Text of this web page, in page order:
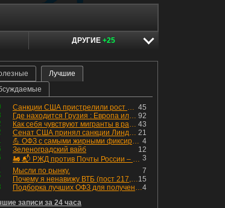
ДРУГИЕ +25
Лучшие
45
Санкции США пристрелили рост акций в России
92
Где находится Грузия : Европа или Азия
43
Как себя чувствуют мигранты в раю, в который они так стремились
21
Сенат США принял санкции Линдси Грэма против России
4
💪 ОФЗ с самыми жирными фиксированными купонами
12
Зеленоградский вайб
3
🚂 📬 РЖД против Почты России – Какие облигации выбрать?
7
Мысли по рынку.
15
Почему я ненавижу ВТБ (пост 217, 12+)
4
Подборка лучших ОФЗ для получения дохода с наибольшей прибылью
записи за 24 часа